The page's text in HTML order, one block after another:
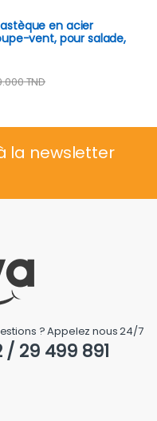
en acier
vent, pour salade,
TND
la newsletter
? Appelez nous 24/7
/ 29 499 891